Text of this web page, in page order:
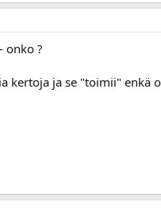
onko ?
kertoja ja se "toimii" enkä